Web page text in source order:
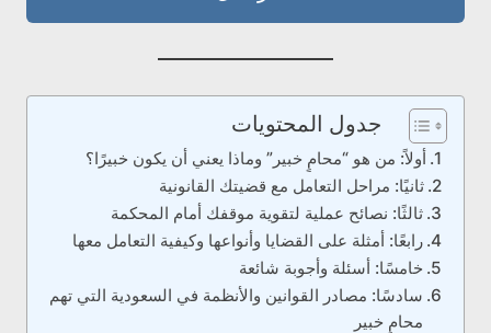
جدول المحتويات
أولاً: من هو “محامٍ خبير” وماذا يعني أن يكون خبيرًا؟
ثانيًا: مراحل التعامل مع قضيتك القانونية
ثالثًا: نصائح عملية لتقوية موقفك أمام المحكمة
رابعًا: أمثلة على القضايا وأنواعها وكيفية التعامل معها
خامسًا: أسئلة وأجوبة شائعة
سادسًا: مصادر القوانين والأنظمة في السعودية التي تهم
محامٍ خبير